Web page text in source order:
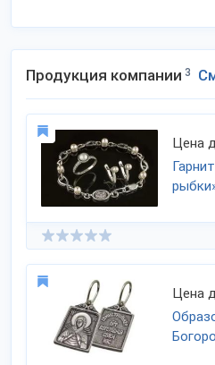
Продукция компании 3
Цена
Цена